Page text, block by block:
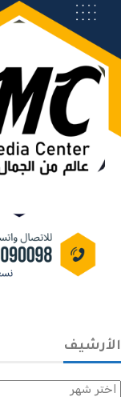
الأرشيف
الأرشيف